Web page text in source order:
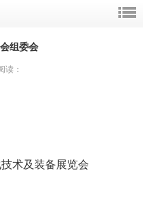
组委会
：
术及装备展览会